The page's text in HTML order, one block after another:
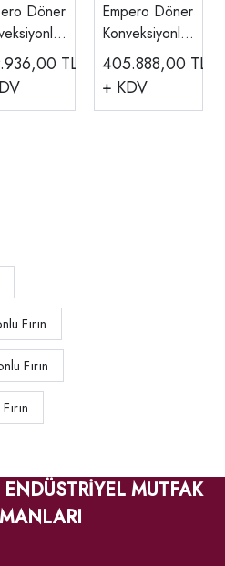
Döner
Gazlı, TL
Empero Döner
Konveksiyonlu
Fırın, Elektrikli,
10 Tepsi
Kapasiteli
405.888,00 TL
+ KDV
Fırın
Fırın
MUTFAK